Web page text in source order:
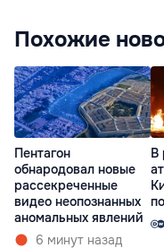
Похожие
Пентагон
обнародовал новые
рассекреченные
видео неопознанных
аномальных явлений
6 минут назад
В